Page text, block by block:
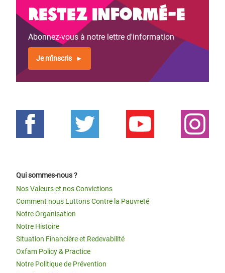
Restez informé-e
Abonnez-vous à notre lettre d'information
Je m'inscris
Qui sommes-nous ?
Nos Valeurs et nos Convictions
Comment nous Luttons Contre la Pauvreté
Notre Organisation
Notre Histoire
Situation Financière et Redevabilité
Oxfam Policy & Practice
Notre Politique de Prévention